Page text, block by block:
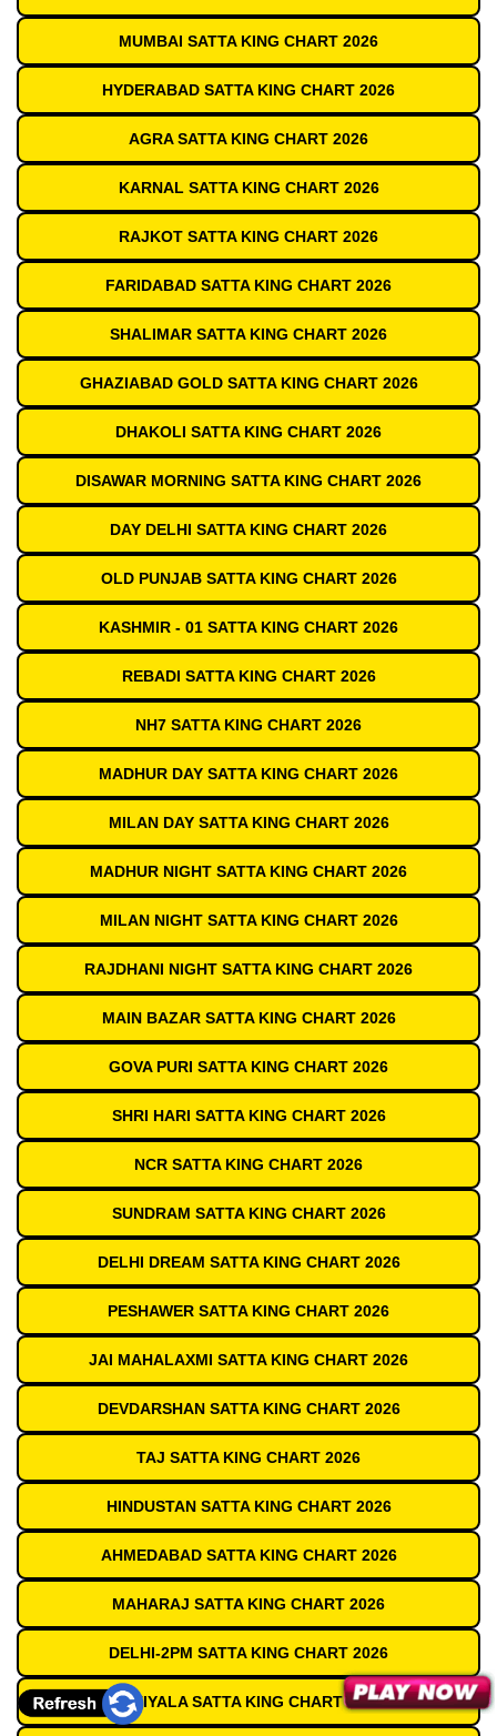
MUMBAI SATTA KING CHART 2026
HYDERABAD SATTA KING CHART 2026
AGRA SATTA KING CHART 2026
KARNAL SATTA KING CHART 2026
RAJKOT SATTA KING CHART 2026
FARIDABAD SATTA KING CHART 2026
SHALIMAR SATTA KING CHART 2026
GHAZIABAD GOLD SATTA KING CHART 2026
DHAKOLI SATTA KING CHART 2026
DISAWAR MORNING SATTA KING CHART 2026
DAY DELHI SATTA KING CHART 2026
OLD PUNJAB SATTA KING CHART 2026
KASHMIR - 01 SATTA KING CHART 2026
REBADI SATTA KING CHART 2026
NH7 SATTA KING CHART 2026
MADHUR DAY SATTA KING CHART 2026
MILAN DAY SATTA KING CHART 2026
MADHUR NIGHT SATTA KING CHART 2026
MILAN NIGHT SATTA KING CHART 2026
RAJDHANI NIGHT SATTA KING CHART 2026
MAIN BAZAR SATTA KING CHART 2026
GOVA PURI SATTA KING CHART 2026
SHRI HARI SATTA KING CHART 2026
NCR SATTA KING CHART 2026
SUNDRAM SATTA KING CHART 2026
DELHI DREAM SATTA KING CHART 2026
PESHAWER SATTA KING CHART 2026
JAI MAHALAXMI SATTA KING CHART 2026
DEVDARSHAN SATTA KING CHART 2026
TAJ SATTA KING CHART 2026
HINDUSTAN SATTA KING CHART 2026
AHMEDABAD SATTA KING CHART 2026
MAHARAJ SATTA KING CHART 2026
DELHI-2PM SATTA KING CHART 2026
PATIYALA SATTA KING CHART 2026